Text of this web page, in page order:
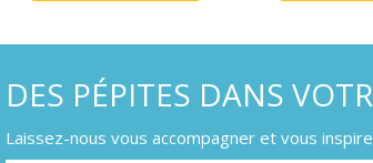
DES PÉPITES DANS
Laissez-nous vous accompagner et vous